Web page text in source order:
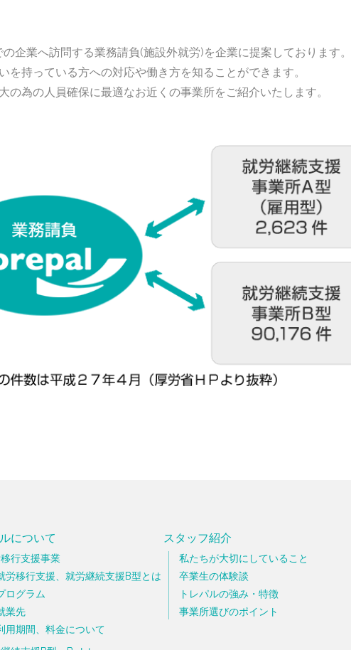
企業へ訪問する業務請負(施設外就労)を企業に提案しております。
持っている方への対応や働き方を知ることができます。
為の人員確保に最適なお近くの事業所をご紹介いたします。
について
行支援事業
労移行支援、就労継続支援B型とは
ログラム
業先
用期間、料金について
スタッフ紹介
私たちが大切にしていること
卒業生の体験談
トレパルの強み・特徴
事業所選びのポイント